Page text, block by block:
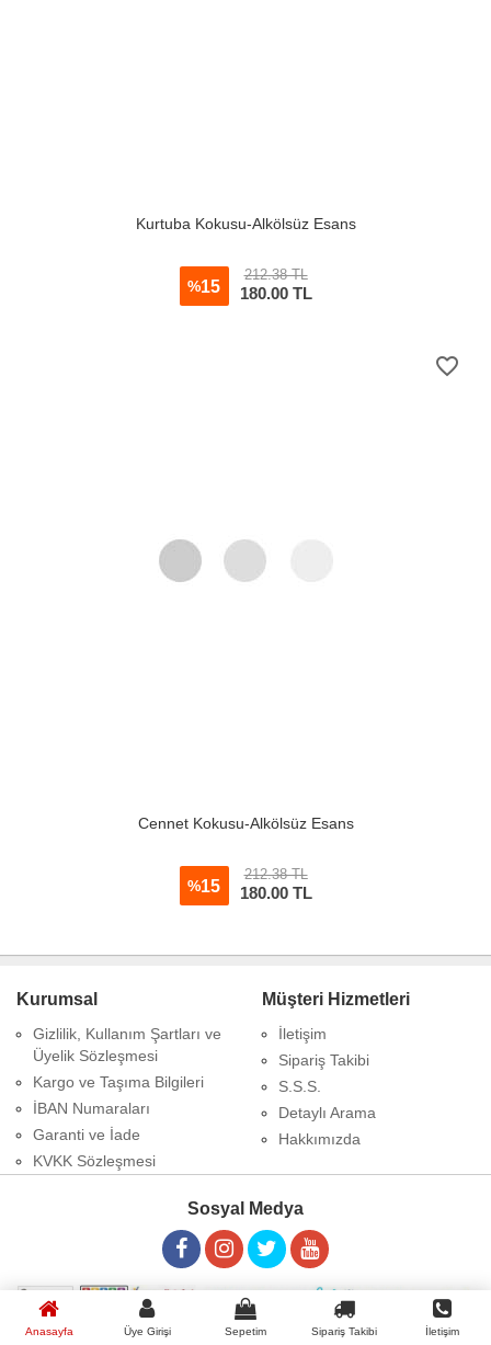
Anasayfa Üye Girişi Sepetim Sipariş Takibi İletişim
Kurtuba Kokusu-Alkölsüz Esans
%15
212.38 TL
180.00TL
favorite_border
Cennet Kokusu-Alkölsüz Esans
%15
212.38 TL
180.00TL
Kurumsal
Gizlilik, Kullanım Şartları ve
Üyelik Sözleşmesi
Kargo ve Taşıma Bilgileri
İBAN Numaraları
Garanti ve İade
KVKK Sözleşmesi
Müşteri Hizmetleri
İletişim
Sipariş Takibi
S.S.S.
Detaylı Arama
Hakkımızda
Sosyal Medya
Copyrights © 2026 Aleyha Parfüm-Koku